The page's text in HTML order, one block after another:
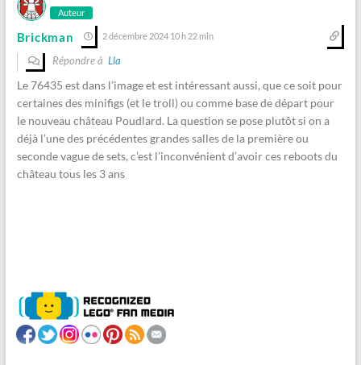
Auteur
Brickman 2 décembre 2024 10 h 22 min
Répondre à Lla
Le 76435 est dans l’image et est intéressant aussi, que ce soit pour
certaines des minifigs (et le troll) ou comme base de départ pour
le nouveau château Poudlard. La question se pose plutôt si on a
déjà l’une des précédentes grandes salles de la première ou
seconde vague de sets, c’est l’inconvénient d’avoir ces reboots du
château tous les 3 ans